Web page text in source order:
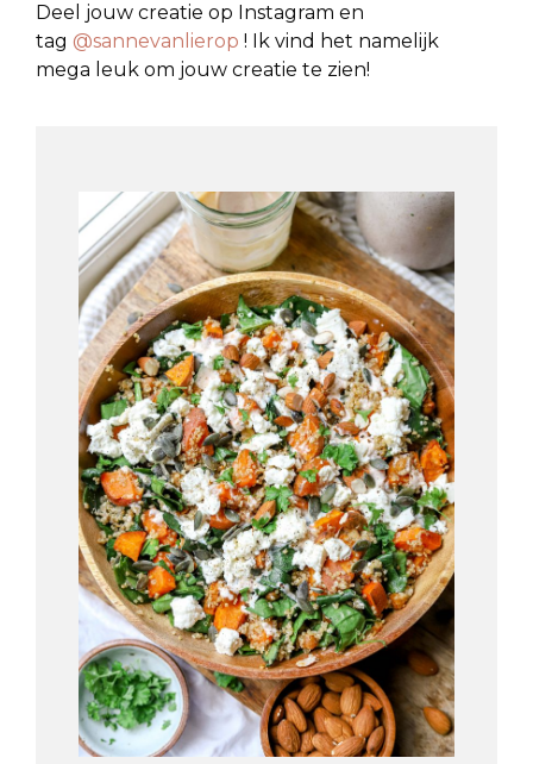
Deel jouw creatie op Instagram en
tag @sannevanlierop ! Ik vind het namelijk
mega leuk om jouw creatie te zien!